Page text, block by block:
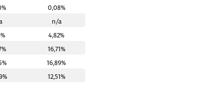
0,08%
n/a
4,82%
16,71%
16,89%
12,51%